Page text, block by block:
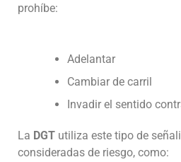
prohíbe:
Adelantar
Cambiar de carril
Invadir el sentido
La DGT utiliza este tipo de
consideradas de riesgo, como: